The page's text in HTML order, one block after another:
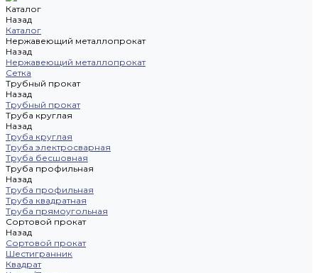
Каталог
Назад
Каталог
Нержавеющий металлопрокат
Назад
Нержавеющий металлопрокат
Сетка
Трубный прокат
Назад
Трубный прокат
Труба круглая
Назад
Труба круглая
Труба электросварная
Труба бесшовная
Труба профильная
Назад
Труба профильная
Труба квадратная
Труба прямоугольная
Сортовой прокат
Назад
Сортовой прокат
Шестигранник
Квадрат